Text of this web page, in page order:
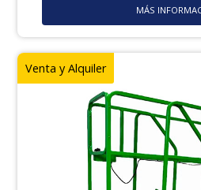
MÁS
Venta y Alquiler